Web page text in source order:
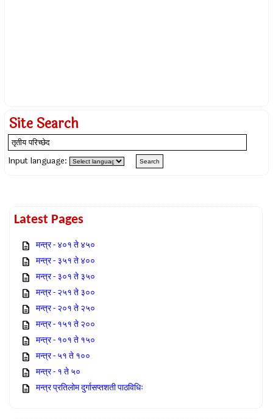
Site Search
Input language:
Latest Pages
मन्त्र - ४०१ ते ४५०
मन्त्र - ३५१ ते ४००
मन्त्र - ३०१ ते ३५०
मन्त्र - २५१ ते ३००
मन्त्र - २०१ ते २५०
मन्त्र - १५१ ते २००
मन्त्र - १०१ ते १५०
मन्त्र - ५१ ते १००
मन्त्र - १ ते ५०
मन्त्र प्रतिलोम दुर्गासप्तशती पाठविधिः